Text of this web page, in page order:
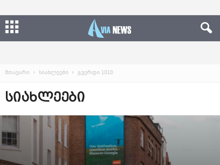
მთავარი სიახლეები გვერდი 1010
ᲡᲘᲐᲮᲚᲔᲔᲑᲘ